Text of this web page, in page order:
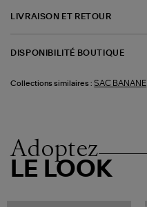
LIVRAISON ET RETOUR
DISPONIBILITÉ BOUTIQUE
Collections similaires : SAC BANANE
Adoptez
LE LOOK